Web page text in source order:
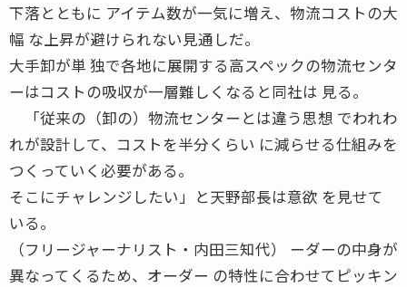
下落とともに アイテム数が一気に増え、物流コストの大
幅 な上昇が避けられない見通しだ。
大手卸が単 独で各地に展開する高スペックの物流センタ
ーはコストの吸収が一層難しくなると同社は 見る。
「従来の（卸の）物流センターとは違う思想 でわれわ
れが設計して、コストを半分くらい に減らせる仕組みを
つくっていく必要がある。
そこにチャレンジしたい」と天野部長は意欲 を見せて
いる。
（フリージャーナリスト・内田三知代） ーダーの中身が
異なってくるため、オーダー の特性に合わせてピッキン